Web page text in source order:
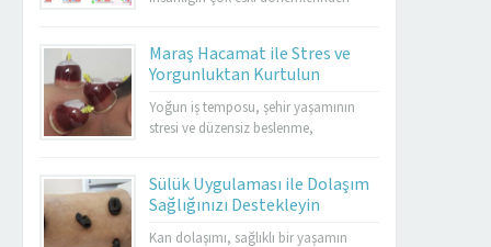
yöntemi olarak kabul edilmektedir.
Özellikle hicrî takvim esas alınarak
belirlenen günlerde yapılması, hem
geleneksel tıp hem de İslami
günlerini, altın hacamat günlerini,
genel uygulanabilir günleri ve yasaklı...
Maraş Hacamat ile Stres ve
Yorgunluktan Kurtulun
Yoğun iş temposu, şehir yaşamının
stresi ve düzensiz beslenme,
hacamat, hem bedensel hem de ruhsal
rahatlama sağlamak için en etkili
yöntemlerden biridir. Hacamat
Sülük Uygulaması ile Dolaşım
Sağlığınızı Destekleyin
Kan dolaşımı, sağlıklı bir yaşamın